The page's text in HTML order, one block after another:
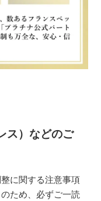
ス）などのご
に関する注意事項
ため、必ずご一読